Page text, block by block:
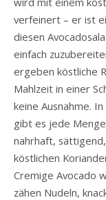
verfeinert – er ist
diesen
einfach
ergeben köstliche
Mahlzeit in einer
keine Ausnahme.
gibt es jede
nahrhaft,
köstlichen
Cremige Avocado
zähen Nudeln,